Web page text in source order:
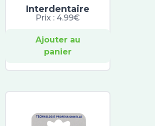
Interdentaire
Prix : 4.99€
Ajouter au
panier